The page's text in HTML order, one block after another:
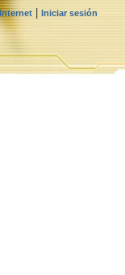
Iniciar sesión